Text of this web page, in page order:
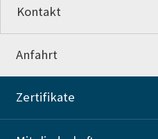
Kontakt
Anfahrt
Zertifikate